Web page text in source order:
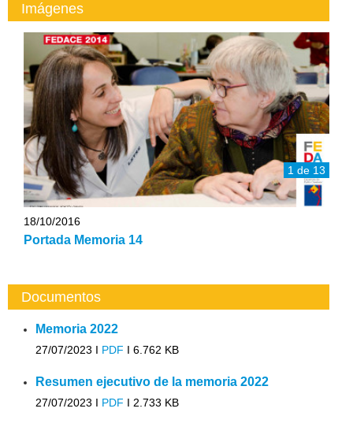
Imágenes
1 de 13
18/10/2016
Portada Memoria 14
Documentos
Memoria 2022
27/07/2023 I PDF I 6.762 KB
Resumen ejecutivo de la memoria 2022
27/07/2023 I PDF I 2.733 KB